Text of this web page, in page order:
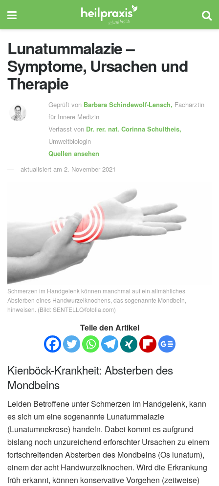
Lunatummalazie –
Symptome, Ursachen und
Therapie
Geprüft von Barbara Schindewolf-Lensch, Fachärztin
für Innere Medizin
Verfasst von Dr. rer. nat. Corinna Schultheis,
Umweltbiologin
Quellen ansehen
aktualisiert am 2. November 2021
Schmerzen im Handgelenk können manchmal auf ein allmähliches
Absterben eines Handwurzelknochens, das sogenannte Mondbein,
hinweisen. (Bild: SENTELLO/fotolia.com)
Teile den Artikel
Kienböck-Krankheit: Absterben des
Mondbeins
Leiden Betroffene unter Schmerzen im Handgelenk, kann
es sich um eine sogenannte Lunatummalazie
(Lunatumnekrose) handeln. Dabei kommt es aufgrund
bislang noch unzureichend erforschter Ursachen zu einem
fortschreitenden Absterben des Mondbeins (Os lunatum),
einem der acht Handwurzelknochen. Wird die Erkrankung
früh erkannt, können konservative Vorgehen (zeitweise)